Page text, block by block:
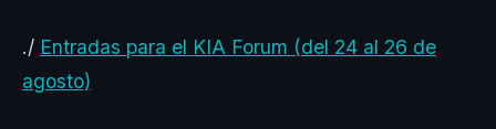
./ Entradas para el KIA Forum (del 24 al 26 de
agosto)